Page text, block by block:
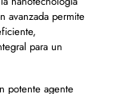
avanzada permite
para un
potente agente